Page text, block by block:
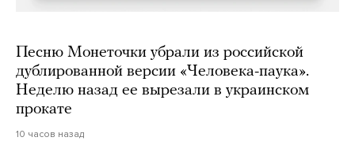
Песню Монеточки убрали из российской
дублированной версии «Человека-паука».
Неделю назад ее вырезали в украинском
прокате
10 часов назад